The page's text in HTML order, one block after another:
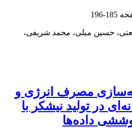
185-196
حسین مبلی، محمد شریفی،
مصرف انرژی و
در تولید نیشکر با
داده‌ها